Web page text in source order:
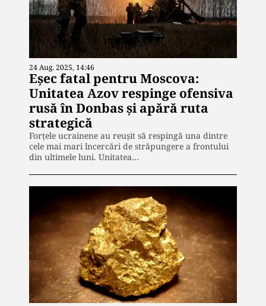
24 Aug. 2025, 14:46
Eșec fatal pentru Moscova:
Unitatea Azov respinge ofensiva
rusă în Donbas și apără ruta
strategică
Forțele ucrainene au reușit să respingă una dintre
cele mai mari încercări de străpungere a frontului
din ultimele luni. Unitatea…